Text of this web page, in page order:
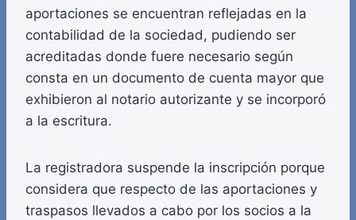
aportaciones se encuentran reflejadas en la
contabilidad de la sociedad, pudiendo ser
acreditadas donde fuere necesario según
consta en un documento de cuenta mayor que
exhibieron al notario autorizante y se incorporó
a la escritura.
La registradora suspende la inscripción porque
considera que respecto de las aportaciones y
traspasos llevados a cabo por los socios a la